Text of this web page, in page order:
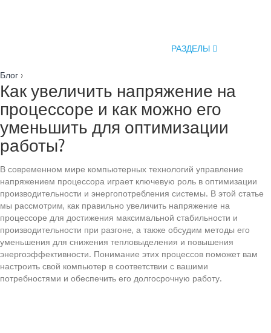
РАЗДЕЛЫ
Блог ›
Как увеличить напряжение на
процессоре и как можно его
уменьшить для оптимизации
работы?
В современном мире компьютерных технологий управление
напряжением процессора играет ключевую роль в оптимизации
производительности и энергопотребления системы. В этой статье
мы рассмотрим, как правильно увеличить напряжение на
процессоре для достижения максимальной стабильности и
производительности при разгоне, а также обсудим методы его
уменьшения для снижения тепловыделения и повышения
энергоэффективности. Понимание этих процессов поможет вам
настроить свой компьютер в соответствии с вашими
потребностями и обеспечить его долгосрочную работу.